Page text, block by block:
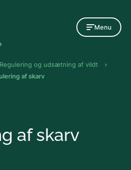
Menu
og udsætning af vildt
af skarv
af skarv